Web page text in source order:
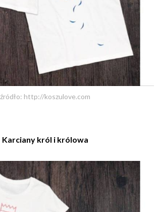
źródło: http://koszulove.com
Karciany król i królowa